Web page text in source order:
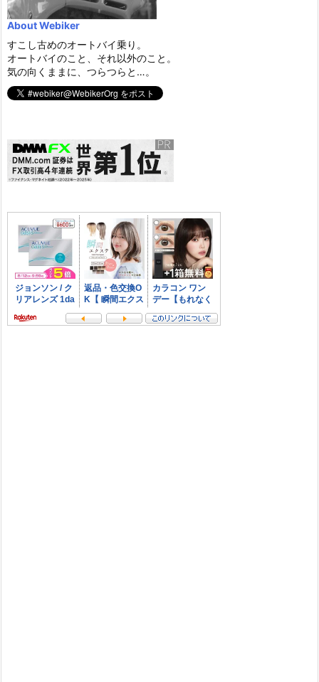
About Webiker
すこし古めのオートバイ乗り。
オートバイのこと、それ以外のこと。
気の向くままに、つらつらと…。